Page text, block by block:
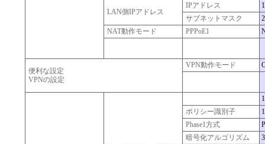
LAN側IPアドレス
IPアドレス
サブネットマスク
NAT動作モード
PPPoE1
便利な設定
VPNの設定
VPN動作モード
1
ポリシー識別子
1
Phase1方式
暗号化アルゴリズム